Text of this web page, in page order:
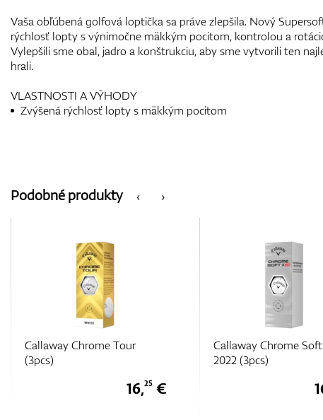
Vaša obľúbená golfová loptička sa práve zlepšila. Nový
rýchlosť lopty s výnimočne mäkkým pocitom, kontrolou a
Vylepšili sme obal, jadro a konštrukciu, aby sme vytvorili ten
hrali.
VLASTNOSTI A VÝHODY
Zvýšená rýchlosť lopty s mäkkým pocitom
‹
Podobné produkty ›
Callaway Chrome Soft X LS
2022 (3pcs)
16,25€
Callaway Chrome
2022 (3pcs)